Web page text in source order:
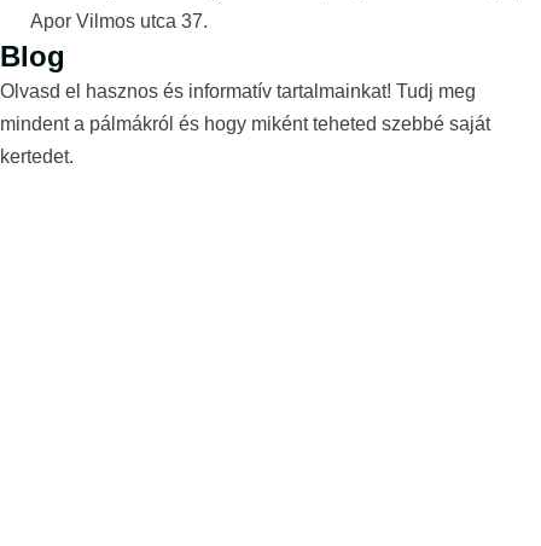
Apor Vilmos utca 37.
Blog
Olvasd el hasznos és informatív tartalmainkat! Tudj meg
mindent a pálmákról és hogy miként teheted szebbé saját
kertedet.